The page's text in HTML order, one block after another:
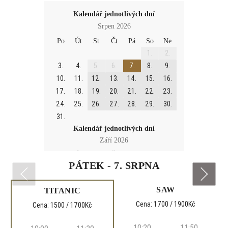
Kalendář jednotlivých dní
Srpen 2026
Po
Út St Čt Pá So Ne
1.
2.
3.
4. 5. 6. 7. 8.
9.
10.
11. 12. 13. 14. 15.
16.
17.
18. 19. 20. 21. 22.
23.
24.
25. 26. 27. 28. 29.
30.
31.
Kalendář jednotlivých dní
Září 2026
1. 2. 3. 4. 5.
7.
8. 9. 10.
14.
15.
20.
21.
22. 25. 26.
27.
PÁTEK - 7. SRPNA
TITANIC
Cena: 1500 / 1700Kč
SAW
Cena: 1700 / 1900Kč